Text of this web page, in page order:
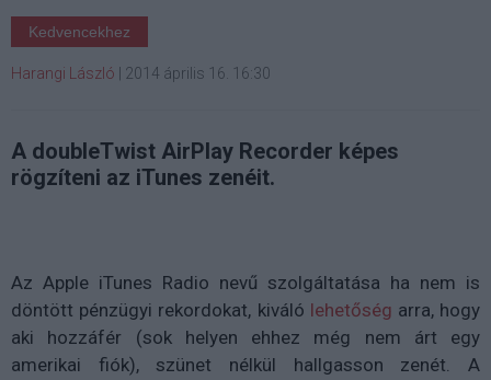
Kedvencekhez
Harangi László 2014 április 16. 16:30
A doubleTwist AirPlay Recorder képes
rögzíteni az iTunes zenéit.
Az Apple iTunes Radio nevű szolgáltatása ha nem is
döntött pénzügyi rekordokat, kiváló lehetőség arra, hogy
aki hozzáfér (sok helyen ehhez még nem árt egy
amerikai fiók), szünet nélkül hallgasson zenét. A